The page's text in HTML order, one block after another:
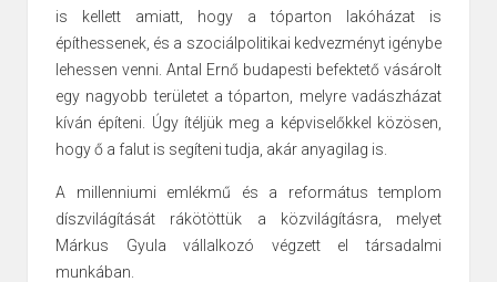
is kellett amiatt, hogy a tóparton lakóházat is
építhessenek, és a szociálpolitikai kedvezményt igénybe
lehessen venni. Antal Ernő budapesti befektető vásárolt
egy nagyobb területet a tóparton, melyre vadászházat
kíván építeni. Úgy ítéljük meg a képviselőkkel közösen,
hogy ő a falut is segíteni tudja, akár anyagilag is.
A millenniumi emlékmű és a református templom
díszvilágítását rákötöttük a közvilágításra, melyet
Márkus Gyula vállalkozó végzett el társadalmi
munkában.